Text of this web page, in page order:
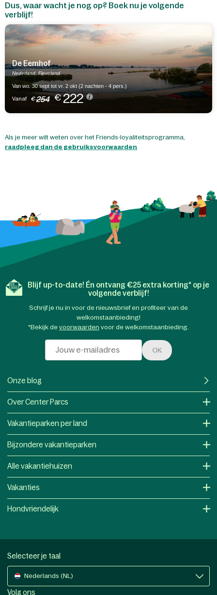
Dus, waar wacht je nog op? Boek nu je volgende
verblijf!
De Eemhof
Nederland, Flevoland
Van wo. 30 sept tot vr. 2 okt (2 nachten - 4 pers.)
Vanaf €254 € 222
Als je meer wilt weten over het Friends-loyaliteitsprogramma,
raadpleeg dan de gebruiksvoorwaarden.
Blijf up-to-date! Én ontvang €25 extra korting* op je
volgende verblijf!
Schrijf je nu in voor de nieuwsbrief en profiteer van de
welkomstaanbieding!
*Bekijk de voorwaarden voor de welkomstaanbieding.
OK
Onze blog
Over Center Parcs
Vakantieparken per land
Bijzondere vakantieparken
Alle vakantiehuizen
Vakanties
Hondvriendelijk
Selecteer je taal
Nederlands (NL)
Volg ons